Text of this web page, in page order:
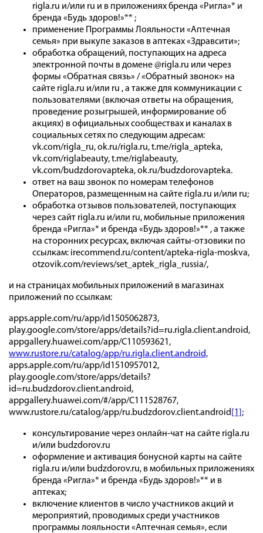
rigla.ru и/или ru и в приложениях бренда «Ригла»* и
бренда «Будь здоров!»** ;
применение Программы Лояльности «Аптечная
семья» при выкупе заказов в аптеках «Здравсити»;
обработка обращений, поступающих на адреса
электронной почты в домене @rigla.ru или через
формы «Обратная связь» / «Обратный звонок» на
сайте rigla.ru и/или ru , а также для коммуникации с
пользователями (включая ответы на обращения,
проведение розыгрышей, информирование об
акциях) в официальных сообществах и каналах в
социальных сетях по следующим адресам:
vk.com/rigla_ru, ok.ru/rigla.ru, t.me/rigla_apteka,
vk.com/riglabeauty, t.me/riglabeauty,
vk.com/budzdorovapteka, ok.ru/budzdorovapteka.
ответ на ваш звонок по номерам телефонов
Операторов, размещенным на сайте rigla.ru и/или ru;
обработка отзывов пользователей, поступающих
через сайт rigla.ru и/или ru, мобильные приложения
бренда «Ригла»* и бренда «Будь здоров!»** , а также
на сторонних ресурсах, включая сайты-отзовики по
ссылкам: irecommend.ru/content/apteka-rigla-moskva,
otzovik.com/reviews/set_aptek_rigla_russia/,
и на страницах мобильных приложений в магазинах
приложений по ссылкам:
apps.apple.com/ru/app/id1505062873,
play.google.com/store/apps/details?id=ru.rigla.client.android,
appgallery.huawei.com/app/C110593621,
www.rustore.ru/catalog/app/ru.rigla.client.android,
apps.apple.com/ru/app/id1510957012,
play.google.com/store/apps/details?
id=ru.budzdorov.client.android,
appgallery.huawei.com/#/app/C111528767,
www.rustore.ru/catalog/app/ru.budzdorov.client.android [1] ;
консультирование через онлайн-чат на сайте rigla.ru
и/или budzdorov.ru
оформление и активация бонусной карты на сайте
rigla.ru и/или budzdorov.ru, в мобильных приложениях
бренда «Ригла»* и бренда «Будь здоров!»** и в
аптеках;
включение клиентов в число участников акций и
мероприятий, проводимых среди участников
программы лояльности «Аптечная семья», если